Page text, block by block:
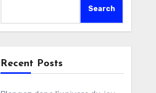
Search
Recent Posts